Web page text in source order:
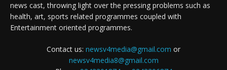
news cast, throwing light over the pressing problems such as
health, art, sports related programmes coupled with
Entertainment oriented programmes.
Contact us: newsv4media@gmail.com or
newsv4media8@gmail.com